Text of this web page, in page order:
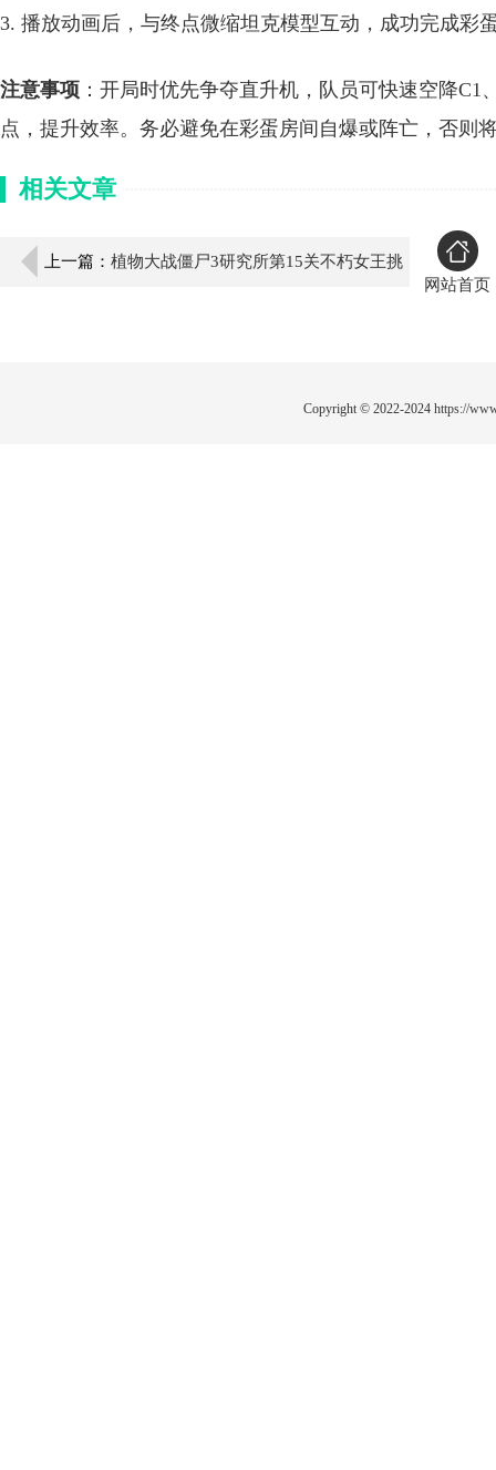
3. 播放动画后，与终点微缩坦克模型互动，成功完成彩
注意事项 ：开局时优先争夺直升机，队员可快速空降
点，提升效率。务必避免在彩蛋房间自爆或阵亡，否则
相关文章
上一篇： 植物大战僵尸3研究所第15关不朽女王挑
网站首页
Copyright © 2022-2024 https://